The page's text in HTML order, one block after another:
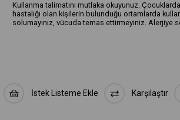
Kullanma talimatını mutlaka okuyunuz.
hastalığı olan kişilerin bulunduğu ortamlarda
solumayınız, vücuda temas ettirmeyiniz. Alerjiye
İstek Listeme Ekle Karşılaştır